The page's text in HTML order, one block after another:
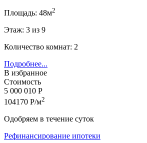
Площадь: 48м2
Этаж: 3 из 9
Количество комнат: 2
Подробнее...
В избранное
Стоимость
5 000 010 Р
104170 Р/м2
Одобряем в течение суток
Рефинансирование ипотеки